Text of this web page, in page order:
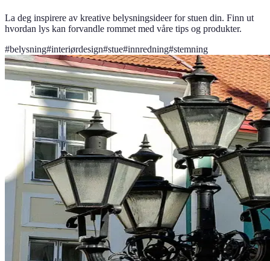
La deg inspirere av kreative belysningsideer for stuen din. Finn ut
hvordan lys kan forvandle rommet med våre tips og produkter.
#belysning#interiørdesign#stue#innredning#stemning